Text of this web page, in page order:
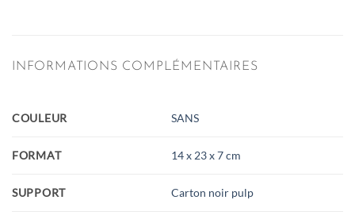
INFORMATIONS COMPLÉMENTAIRES
COULEUR SANS
FORMAT 14 x 23 x 7 cm
SUPPORT Carton noir pulp